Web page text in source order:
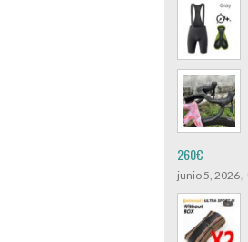
260€
junio 5, 2026,